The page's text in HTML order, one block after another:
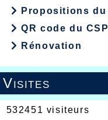
Propositions du
QR code du
Rénovation
Visites
532451 visiteurs